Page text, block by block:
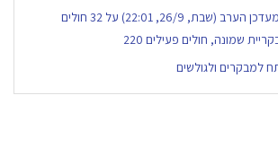
משרד הבריאות מעדכן הערב (שבת, 26/9, 22:01) על 32 חולים
שמונה, חולים פעילים 220
למבקרים ולגולשים